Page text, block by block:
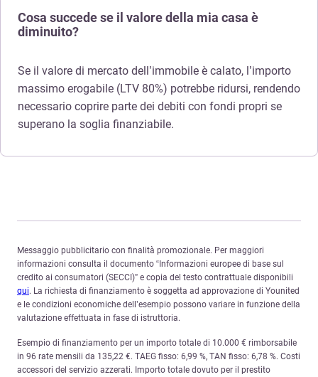
Cosa succede se il valore della mia casa è
diminuito?
Se il valore di mercato dell’immobile è calato, l’importo
massimo erogabile (LTV 80%) potrebbe ridursi, rendendo
necessario coprire parte dei debiti con fondi propri se
superano la soglia finanziabile.
Messaggio pubblicitario con finalità promozionale. Per maggiori
informazioni consulta il documento “Informazioni europee di base sul
credito ai consumatori (SECCI)” e copia del testo contrattuale disponibili
qui. La richiesta di finanziamento è soggetta ad approvazione di Younited
e le condizioni economiche dell’esempio possono variare in funzione della
valutazione effettuata in fase di istruttoria.
Esempio di finanziamento per un importo totale di 10.000 € rimborsabile
in 96 rate mensili da 135,22 €. TAEG fisso: 6,99 %, TAN fisso: 6,78 %. Costi
accessori del servizio azzerati. Importo totale dovuto per il prestito